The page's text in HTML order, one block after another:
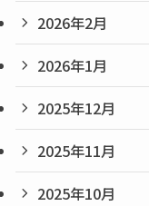
2026年2月
2026年1月
2025年12月
2025年11月
2025年10月